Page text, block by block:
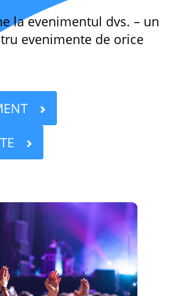
la evenimentul dvs. – un
evenimente de orice